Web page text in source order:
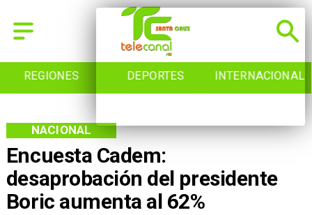
DEPORTES INTERNACIONAL INICIO
Encuesta Cadem:
desaprobación del presidente
Boric aumenta al 62%
NACIONAL